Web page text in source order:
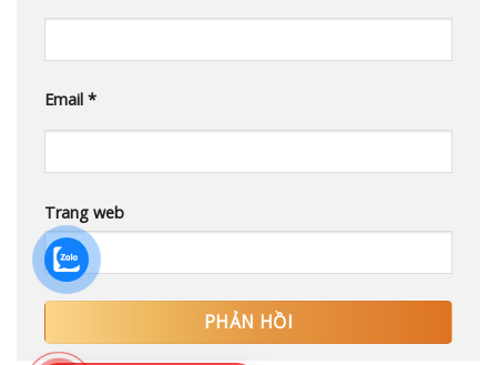
Email *
Trang web